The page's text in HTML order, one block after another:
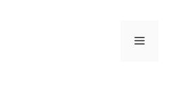
Menú